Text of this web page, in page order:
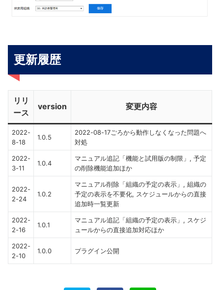
更新履歴
リリ
ース
version 変更内容
2022-
8-18
1.0.5
2022-08-17ごろから動作しなくなった問題へ
対処
2022-
3-11
1.0.4
マニュアル追記「機能と試用版の制限」, 予定
の削除機能追加ほか
2022-
2-24
1.0.2
マニュアル削除「組織の予定の表示」, 組織の
予定の表示を不要化, スケジュールからの直接
追加時一覧更新
2022-
2-16
1.0.1
マニュアル追記「組織の予定の表示」, スケジ
ュールからの直接追加対応ほか
2022-
2-10
1.0.0 プラグイン公開